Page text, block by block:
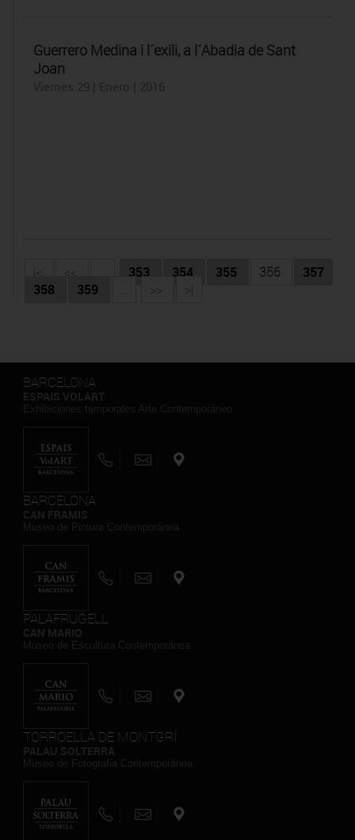
Guerrero Medina i l´exili, a l´Abadia de Sant
Joan
|< << 353 354 355 356
357
358
359 ... >> >|
BARCELONA
BARCELONA
PALAFRUGELL
TORROELLA DE MONTGRÍ